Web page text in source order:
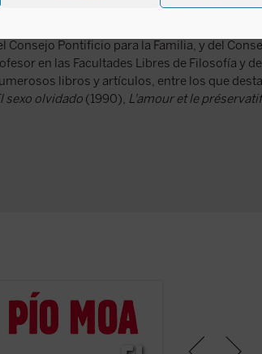
(1941) es sacerdote, psicoanalista y
2000 por Juan Pablo II y confirmado en
Consejo Pontificio para la Familia, y del
en las Facultades Libres de Filosofía y
libros y artículos, entre los que
sexo olvidado(1990), L'amour et le préservatif
¿Llegó la Guerra Civil española
por una amenaza fascista a la que
se vio obligada a resistir la
esclarecedor
por uno de los